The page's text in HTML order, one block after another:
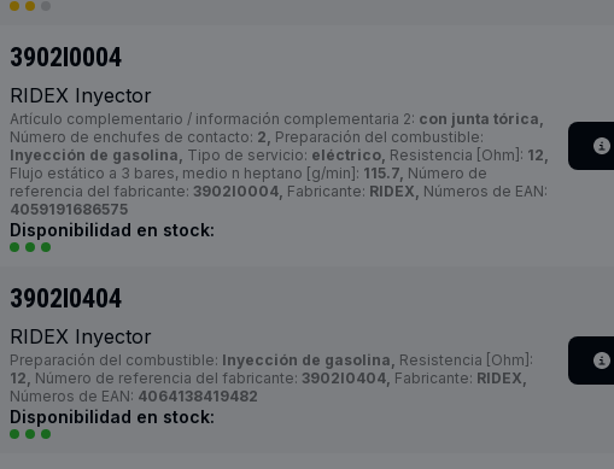
3902I0004
RIDEX Inyector
Artículo complementario / información complementaria 2: con junta tórica,
Número de enchufes de contacto: 2, Preparación del combustible:
Inyección de gasolina, Tipo de servicio: eléctrico, Resistencia [Ohm]: 12,
Flujo estático a 3 bares, medio n heptano [g/min]: 115.7, Número de
referencia del fabricante: 3902I0004, Fabricante: RIDEX, Números de EAN:
4059191686575
Disponibilidad en stock:
3902I0404
RIDEX Inyector
Preparación del combustible: Inyección de gasolina, Resistencia [Ohm]:
12, Número de referencia del fabricante: 3902I0404, Fabricante: RIDEX,
Números de EAN: 4064138419482
Disponibilidad en stock: